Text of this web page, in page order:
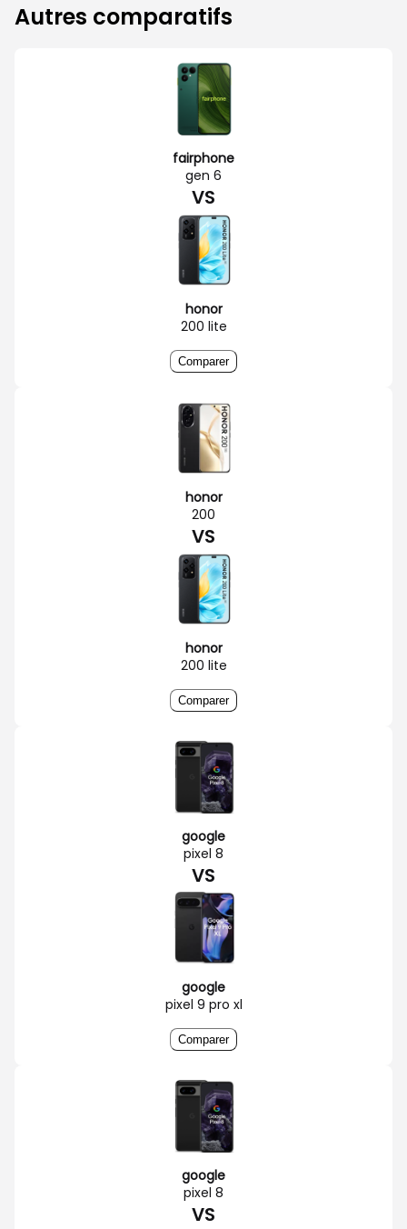
Autres comparatifs
fairphone
gen 6
VS
honor
200 lite
Comparer
honor
200
VS
honor
200 lite
Comparer
google
pixel 8
VS
google
pixel 9 pro xl
Comparer
google
pixel 8
VS